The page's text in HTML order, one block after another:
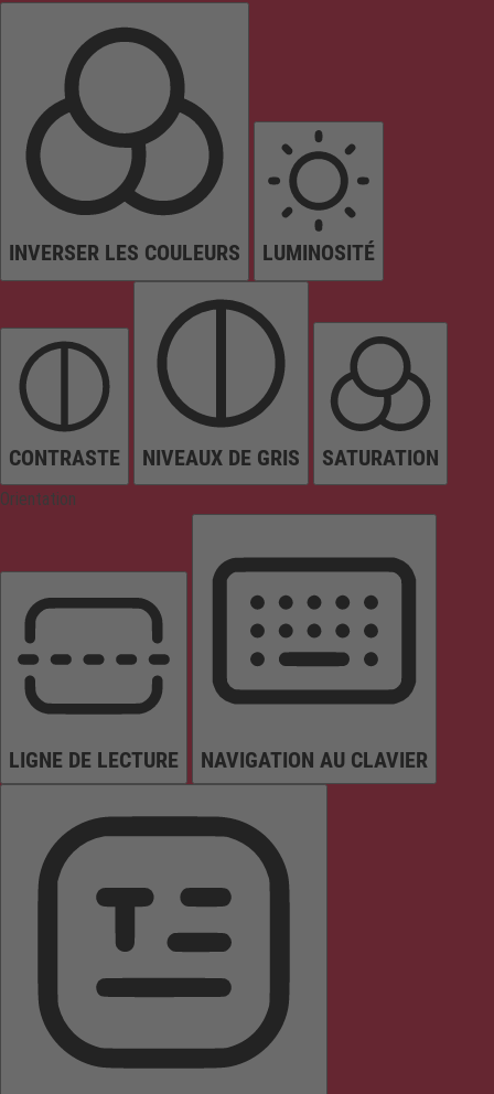
INVERSER LES COULEURS LUMINOSITÉ
CONTRASTE NIVEAUX DE GRIS SATURATION
Orientation
LIGNE DE LECTURE NAVIGATION AU CLAVIER